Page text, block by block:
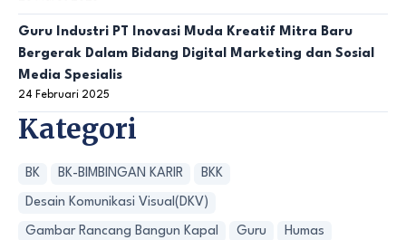
Guru Industri PT Inovasi Muda Kreatif Mitra Baru
Bergerak Dalam Bidang Digital Marketing dan Sosial
Media Spesialis
24 Februari 2025
Kategori
BK BK-BIMBINGAN KARIR BKK
Desain Komunikasi Visual(DKV)
Gambar Rancang Bangun Kapal Guru Humas